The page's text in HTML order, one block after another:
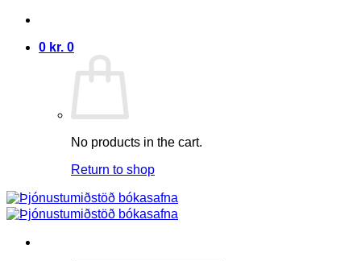
Skip
content
0 kr. 0
No products in the cart.
Return to shop